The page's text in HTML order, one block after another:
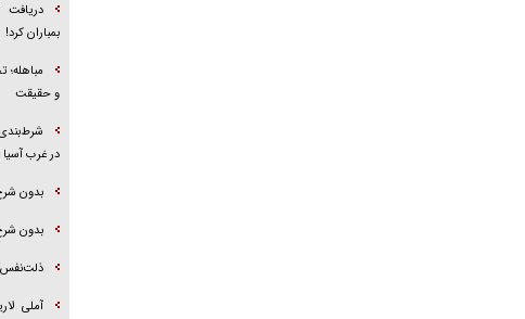
دریافت
بمباران کرد!
مباهله؛
و حقیقت
شرط‌بندی
در غرب آسیا
بدون
بدون
ذلت‌نفس
آملی